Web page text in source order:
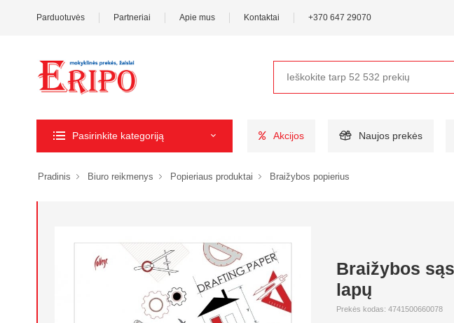
Parduotuvės Partneriai Apie mus Kontaktai +370 647 29070
Pasirinkite kategoriją Akcijos Naujos prekės
Pradinis Biuro reikmenys Popieriaus produktai Braižybos popierius
Braižybos
lapų
Prekės kodas: 4741500660078